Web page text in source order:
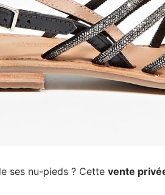
ses nu-pieds ? Cette vente